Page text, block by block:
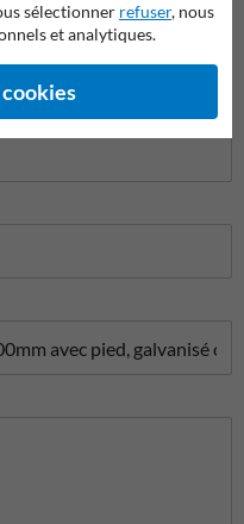
sélectionner refuser, nous
et analytiques.